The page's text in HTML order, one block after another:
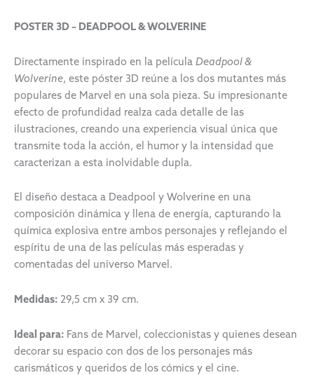
POSTER 3D – DEADPOOL & WOLVERINE
Directamente inspirado en la película Deadpool &
Wolverine, este póster 3D reúne a los dos mutantes más
populares de Marvel en una sola pieza. Su impresionante
efecto de profundidad realza cada detalle de las
ilustraciones, creando una experiencia visual única que
transmite toda la acción, el humor y la intensidad que
caracterizan a esta inolvidable dupla.
El diseño destaca a Deadpool y Wolverine en una
composición dinámica y llena de energía, capturando la
química explosiva entre ambos personajes y reflejando el
espíritu de una de las películas más esperadas y
comentadas del universo Marvel.
Medidas: 29,5 cm x 39 cm.
Ideal para: Fans de Marvel, coleccionistas y quienes desean
decorar su espacio con dos de los personajes más
carismáticos y queridos de los cómics y el cine.